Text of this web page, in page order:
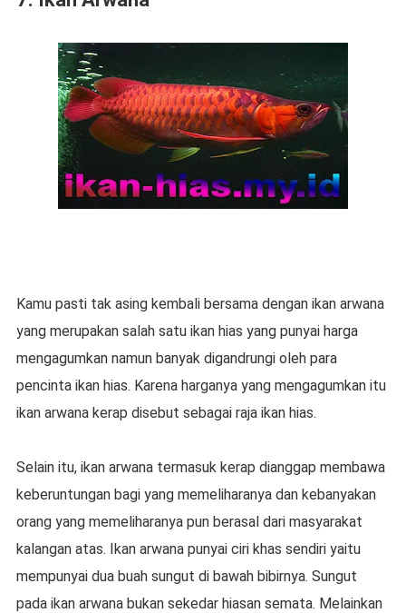
Kamu pasti tak asing kembali bersama dengan ikan arwana
yang merupakan salah satu ikan hias yang punyai harga
mengagumkan namun banyak digandrungi oleh para
pencinta ikan hias. Karena harganya yang mengagumkan itu
ikan arwana kerap disebut sebagai raja ikan hias.
Selain itu, ikan arwana termasuk kerap dianggap membawa
keberuntungan bagi yang memeliharanya dan kebanyakan
orang yang memeliharanya pun berasal dari masyarakat
kalangan atas. Ikan arwana punyai ciri khas sendiri yaitu
mempunyai dua buah sungut di bawah bibirnya. Sungut
pada ikan arwana bukan sekedar hiasan semata. Melainkan